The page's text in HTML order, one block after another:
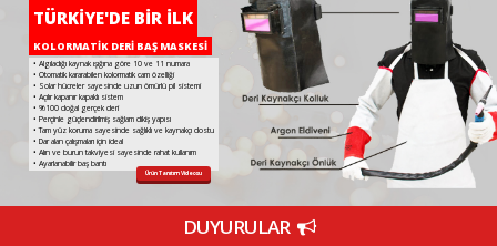
TÜRKİYE'DE BİR İLK
• Algıladığı kaynak ışığına göre 10 ve 11 numara
• Otomatik kararabilen kolormatik cam özelliği
• Solar hücreler sayesinde uzun ömürlü pil sistemi
• Açılır kapanır kapaklı sistem
• %100 doğal gerçek deri
• Perçinle güçlendirilmiş sağlam dikiş yapısı
• Tam yüz koruma sayesinde sağlıklı ve kaynakçı dostu
• Dar alan çalışmaları için ideal
• Alın ve burun takviyesi sayesinde rahat kullanım
• Ayarlanabilir baş bantı
KOLORMATİK DERİ BAŞ MASKESİ
Ürün Tanıtım Videosu
DUYURULAR